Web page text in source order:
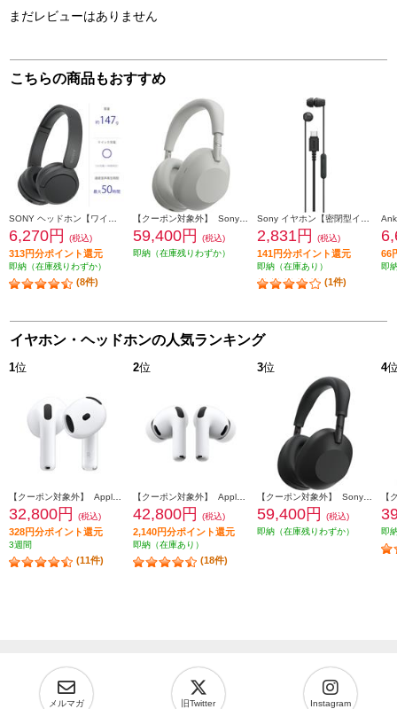
まだレビューはありません
こちらの商品もおすすめ
6,270円 (税込)
313円分ポイント還元
即納（在庫残りわずか）
(8件)
59,400円
(税込)
即納（在庫残りわずか）
2,831円 (税込)
141円分ポイント還元
即納（在庫あり）
(1件)
66
即
イヤホン・ヘッドホンの人気ランキング
1位
32,800円 (税込)
328円分ポイント還元
3週間
(11件)
2位
42,800円 (税込)
2,140円分ポイント還元
即納（在庫あり）
(18件)
3位
59,400円
(税込)
即納（在庫残りわずか）
4
即
メルマガ 旧Twitter Instagram